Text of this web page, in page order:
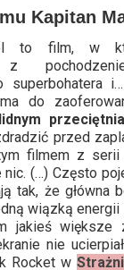
Kapitan
to film, w
z
superbohatera
do
przed
filmem z
nic. (…) Często
tak, że główna
wiązką energii
jakieś większe
nie
Rocket w